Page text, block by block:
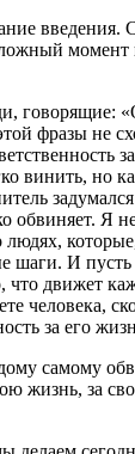
введения.
момент
говорящие:
фразы не
винить, но
обвиняет. Я
шаги. И пусть
что движет
человека,
за его
самому
жизнь, за